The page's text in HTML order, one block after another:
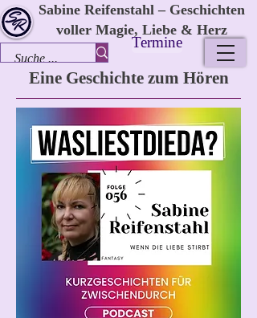
Sabine Reifenstahl – Geschichten
voller Magie, Liebe & Herz
Termine
Eine Geschichte zum Hören